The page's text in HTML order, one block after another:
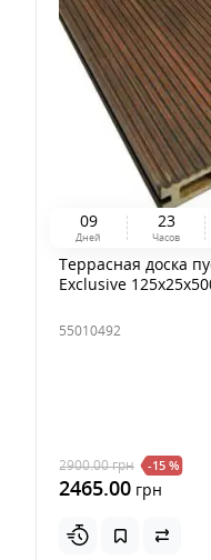
09
Дней
23
Часов
Террасная доска
Exclusive
55010492
2900.00грн -15 %
2465.00 грн